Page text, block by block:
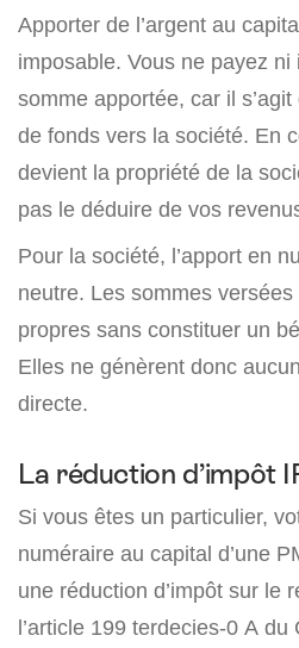
Apporter de l’argent au
imposable. Vous ne payez
somme apportée, car il
de fonds vers la société. En
devient la propriété de la
pas le déduire de vos
Pour la société, l’apport en
neutre. Les sommes
propres sans constituer un
Elles ne génèrent donc
directe.
La réduction d’impôt
Si vous êtes un particulier,
numéraire au capital d’une
une réduction d’impôt sur le
l’article 199 terdecies-0 A